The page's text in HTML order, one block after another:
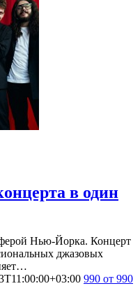
в один
Нью-Йорка. Концерт
джазовых
990 от 990